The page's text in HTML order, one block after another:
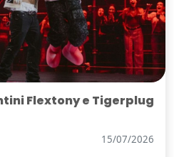
Flextony e Tigerplug
15/07/2026